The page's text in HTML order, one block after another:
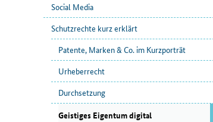
Social Media
Schutzrechte kurz erklärt
Patente, Marken & Co. im Kurzporträt
Urheberrecht
Durchsetzung
Geistiges Eigentum digital